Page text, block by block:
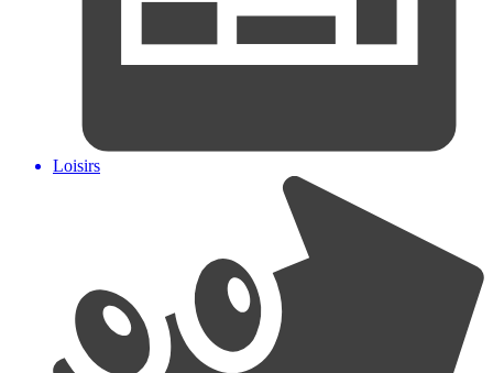
Loisirs